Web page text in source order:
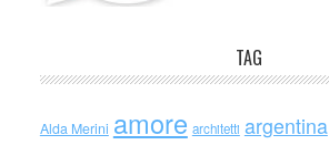
TAG
Alda Merini amore architetti argentina